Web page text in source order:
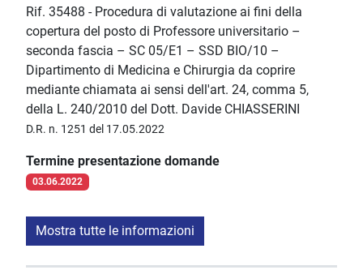
Rif. 35488 - Procedura di valutazione ai fini della
copertura del posto di Professore universitario –
seconda fascia – SC 05/E1 – SSD BIO/10 –
Dipartimento di Medicina e Chirurgia da coprire
mediante chiamata ai sensi dell'art. 24, comma 5,
della L. 240/2010 del Dott. Davide CHIASSERINI
D.R. n. 1251 del 17.05.2022
Termine presentazione domande
03.06.2022
Mostra tutte le informazioni